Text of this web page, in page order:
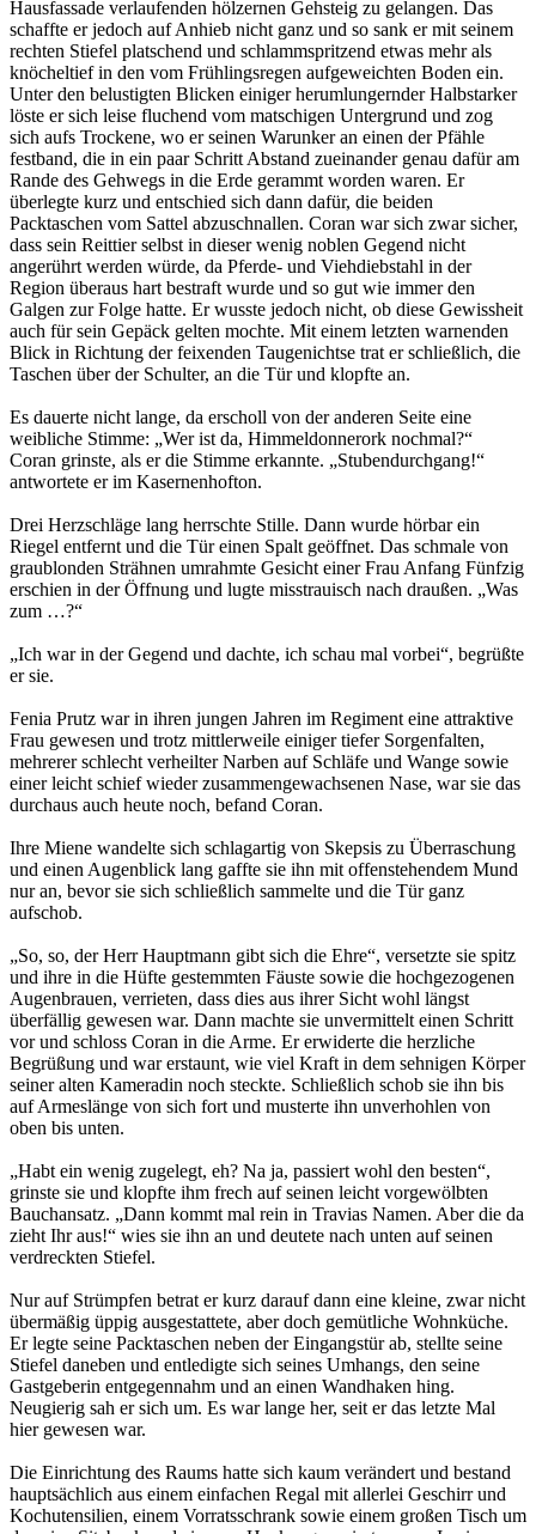
Hausfassade verlaufenden hölzernen Gehsteig zu gelangen. Das
schaffte er jedoch auf Anhieb nicht ganz und so sank er mit seinem
rechten Stiefel platschend und schlammspritzend etwas mehr als
knöcheltief in den vom Frühlingsregen aufgeweichten Boden ein.
Unter den belustigten Blicken einiger herumlungernder Halbstarker
löste er sich leise fluchend vom matschigen Untergrund und zog
sich aufs Trockene, wo er seinen Warunker an einen der Pfähle
festband, die in ein paar Schritt Abstand zueinander genau dafür am
Rande des Gehwegs in die Erde gerammt worden waren. Er
überlegte kurz und entschied sich dann dafür, die beiden
Packtaschen vom Sattel abzuschnallen. Coran war sich zwar sicher,
dass sein Reittier selbst in dieser wenig noblen Gegend nicht
angerührt werden würde, da Pferde- und Viehdiebstahl in der
Region überaus hart bestraft wurde und so gut wie immer den
Galgen zur Folge hatte. Er wusste jedoch nicht, ob diese Gewissheit
auch für sein Gepäck gelten mochte. Mit einem letzten warnenden
Blick in Richtung der feixenden Taugenichtse trat er schließlich, die
Taschen über der Schulter, an die Tür und klopfte an.
Es dauerte nicht lange, da erscholl von der anderen Seite eine
weibliche Stimme: „Wer ist da, Himmeldonnerork nochmal?“
Coran grinste, als er die Stimme erkannte. „Stubendurchgang!“
antwortete er im Kasernenhofton.
Drei Herzschläge lang herrschte Stille. Dann wurde hörbar ein
Riegel entfernt und die Tür einen Spalt geöffnet. Das schmale von
graublonden Strähnen umrahmte Gesicht einer Frau Anfang Fünfzig
erschien in der Öffnung und lugte misstrauisch nach draußen. „Was
zum …?“
„Ich war in der Gegend und dachte, ich schau mal vorbei“, begrüßte
er sie.
Fenia Prutz war in ihren jungen Jahren im Regiment eine attraktive
Frau gewesen und trotz mittlerweile einiger tiefer Sorgenfalten,
mehrerer schlecht verheilter Narben auf Schläfe und Wange sowie
einer leicht schief wieder zusammengewachsenen Nase, war sie das
durchaus auch heute noch, befand Coran.
Ihre Miene wandelte sich schlagartig von Skepsis zu Überraschung
und einen Augenblick lang gaffte sie ihn mit offenstehendem Mund
nur an, bevor sie sich schließlich sammelte und die Tür ganz
aufschob.
„So, so, der Herr Hauptmann gibt sich die Ehre“, versetzte sie spitz
und ihre in die Hüfte gestemmten Fäuste sowie die hochgezogenen
Augenbrauen, verrieten, dass dies aus ihrer Sicht wohl längst
überfällig gewesen war. Dann machte sie unvermittelt einen Schritt
vor und schloss Coran in die Arme. Er erwiderte die herzliche
Begrüßung und war erstaunt, wie viel Kraft in dem sehnigen Körper
seiner alten Kameradin noch steckte. Schließlich schob sie ihn bis
auf Armeslänge von sich fort und musterte ihn unverhohlen von
oben bis unten.
„Habt ein wenig zugelegt, eh? Na ja, passiert wohl den besten“,
grinste sie und klopfte ihm frech auf seinen leicht vorgewölbten
Bauchansatz. „Dann kommt mal rein in Travias Namen. Aber die da
zieht Ihr aus!“ wies sie ihn an und deutete nach unten auf seinen
verdreckten Stiefel.
Nur auf Strümpfen betrat er kurz darauf dann eine kleine, zwar nicht
übermäßig üppig ausgestattete, aber doch gemütliche Wohnküche.
Er legte seine Packtaschen neben der Eingangstür ab, stellte seine
Stiefel daneben und entledigte sich seines Umhangs, den seine
Gastgeberin entgegennahm und an einen Wandhaken hing.
Neugierig sah er sich um. Es war lange her, seit er das letzte Mal
hier gewesen war.
Die Einrichtung des Raums hatte sich kaum verändert und bestand
hauptsächlich aus einem einfachen Regal mit allerlei Geschirr und
Kochutensilien, einem Vorratsschrank sowie einem großen Tisch um